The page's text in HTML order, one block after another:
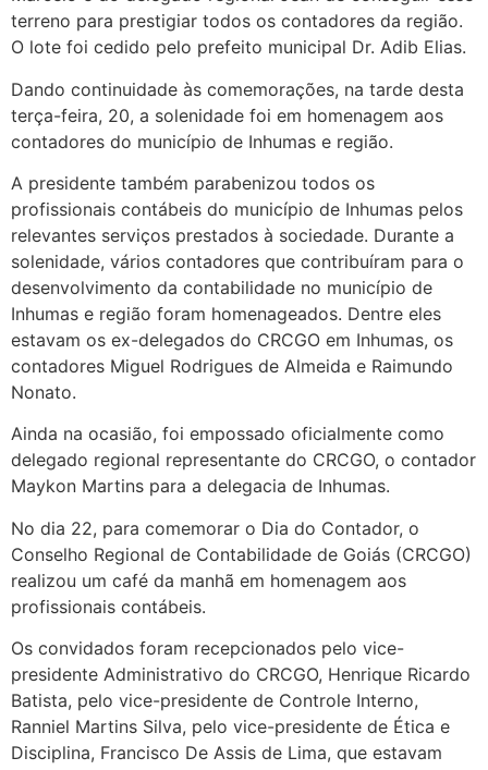
terreno para prestigiar todos os contadores da região.
O lote foi cedido pelo prefeito municipal Dr. Adib Elias.
Dando continuidade às comemorações, na tarde desta
terça-feira, 20, a solenidade foi em homenagem aos
contadores do município de Inhumas e região.
A presidente também parabenizou todos os
profissionais contábeis do município de Inhumas pelos
relevantes serviços prestados à sociedade. Durante a
solenidade, vários contadores que contribuíram para o
desenvolvimento da contabilidade no município de
Inhumas e região foram homenageados. Dentre eles
estavam os ex-delegados do CRCGO em Inhumas, os
contadores Miguel Rodrigues de Almeida e Raimundo
Nonato.
Ainda na ocasião, foi empossado oficialmente como
delegado regional representante do CRCGO, o contador
Maykon Martins para a delegacia de Inhumas.
No dia 22, para comemorar o Dia do Contador, o
Conselho Regional de Contabilidade de Goiás (CRCGO)
realizou um café da manhã em homenagem aos
profissionais contábeis.
Os convidados foram recepcionados pelo vice-
presidente Administrativo do CRCGO, Henrique Ricardo
Batista, pelo vice-presidente de Controle Interno,
Ranniel Martins Silva, pelo vice-presidente de Ética e
Disciplina, Francisco De Assis de Lima, que estavam